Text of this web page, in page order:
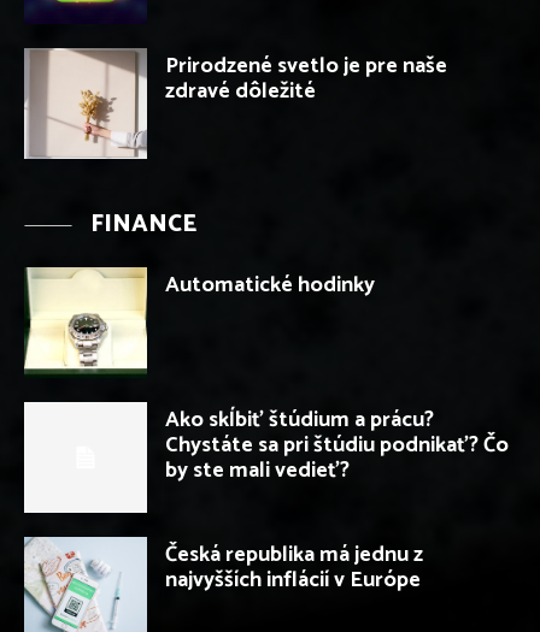
Prirodzené svetlo je pre naše
zdravé dôležité
FINANCE
Automatické hodinky
Ako skĺbiť štúdium a prácu?
Chystáte sa pri štúdiu podnikať? Čo
by ste mali vedieť?
Česká republika má jednu z
najvyšších inflácií v Európe